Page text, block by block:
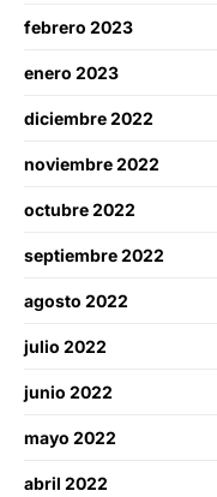
febrero 2023
enero 2023
diciembre 2022
noviembre 2022
octubre 2022
septiembre 2022
agosto 2022
julio 2022
junio 2022
mayo 2022
abril 2022